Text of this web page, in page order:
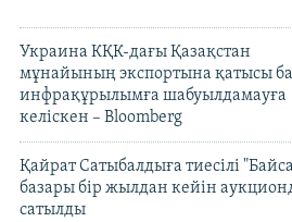
Украина КҚК-дағы Қазақстан
мұнайының экспортына қатысы
инфрақұрылымға шабуылдамауға
келіскен – Bloomberg
Қайрат Сатыбалдыға тиесілі
базары бір жылдан кейін
сатылды